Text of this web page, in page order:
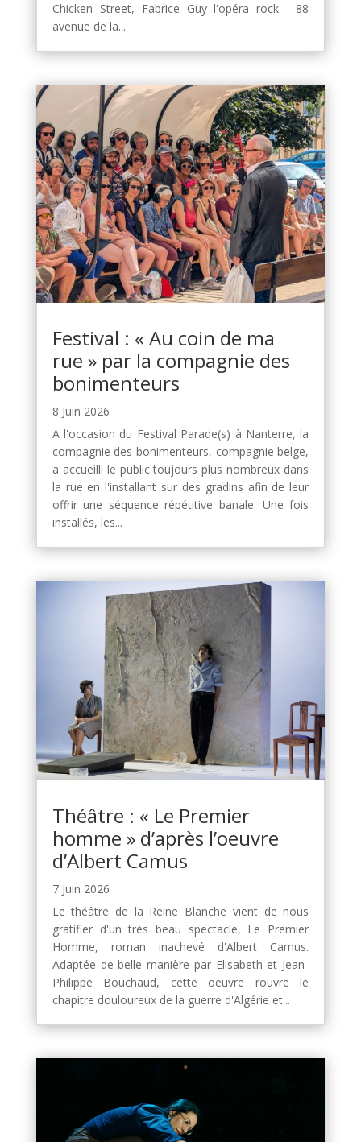
Chicken Street, Fabrice Guy l'opéra rock. 88
avenue de la...
Festival : « Au coin de ma
rue » par la compagnie des
bonimenteurs
8 Juin 2026
A l'occasion du Festival Parade(s) à Nanterre, la
compagnie des bonimenteurs, compagnie belge,
a accueilli le public toujours plus nombreux dans
la rue en l'installant sur des gradins afin de leur
offrir une séquence répétitive banale. Une fois
installés, les...
Théâtre : « Le Premier
homme » d’après l’oeuvre
d’Albert Camus
7 Juin 2026
Le théâtre de la Reine Blanche vient de nous
gratifier d'un très beau spectacle, Le Premier
Homme, roman inachevé d'Albert Camus.
Adaptée de belle manière par Elisabeth et Jean-
Philippe Bouchaud, cette oeuvre rouvre le
chapitre douloureux de la guerre d'Algérie et...